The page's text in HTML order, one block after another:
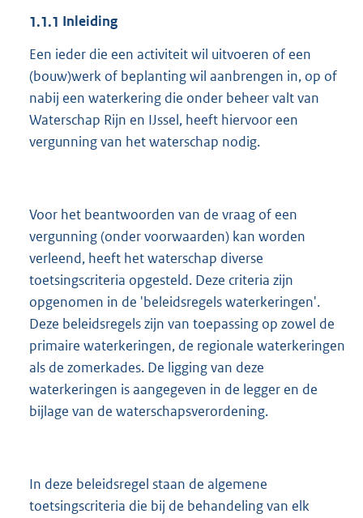
1.1.1 Inleiding
Een ieder die een activiteit wil uitvoeren of een
(bouw)werk of beplanting wil aanbrengen in, op of
nabij een waterkering die onder beheer valt van
Waterschap Rijn en IJssel, heeft hiervoor een
vergunning van het waterschap nodig.
Voor het beantwoorden van de vraag of een
vergunning (onder voorwaarden) kan worden
verleend, heeft het waterschap diverse
toetsingscriteria opgesteld. Deze criteria zijn
opgenomen in de 'beleidsregels waterkeringen'.
Deze beleidsregels zijn van toepassing op zowel de
primaire waterkeringen, de regionale waterkeringen
als de zomerkades. De ligging van deze
waterkeringen is aangegeven in de legger en de
bijlage van de waterschapsverordening.
In deze beleidsregel staan de algemene
toetsingscriteria die bij de behandeling van elk